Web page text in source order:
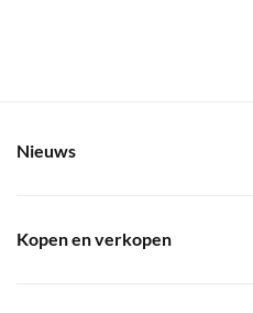
Nieuws
Kopen en verkopen